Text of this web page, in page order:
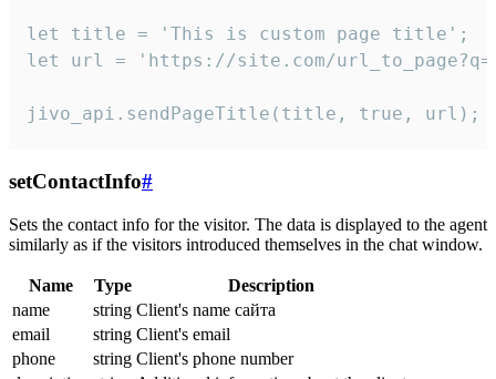
let title = 'This is custom page title';
let url = 'https://site.com/
jivo_api.sendPageTitle(title, true, url);
setContactInfo#
Sets the contact info for the visitor. The data is displayed to the agent
similarly as if the visitors introduced themselves in the chat window.
Name Type
Description
name
string Client's name сайта
email
string Client's email
phone
string Client's phone number